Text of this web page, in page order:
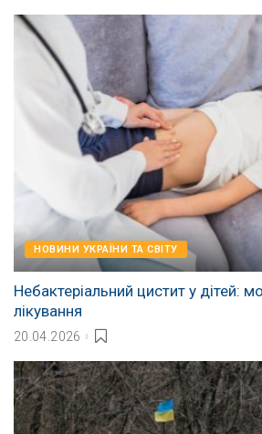
НОВИНИ УКРАЇНИ ТА СВІТУ
Небактеріальний цистит у дітей:
лікування
20.04.2026